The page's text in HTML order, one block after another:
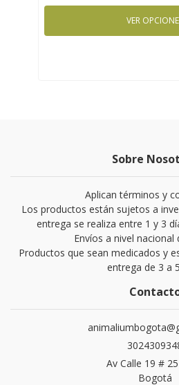
VER
Sobre
Aplican términos y
Los productos están sujetos a
entrega se realiza entre 1 y 3
Envíos a nivel nacional
Productos que sean medicados y
entrega de 3 a
Av Calle 19 #
Bogotá